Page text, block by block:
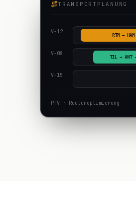
TRANSPORTPLANUNG
V-12
V-08
V-15
RTM → HAM
TIL → ANT
PTV · Routenoptimierung